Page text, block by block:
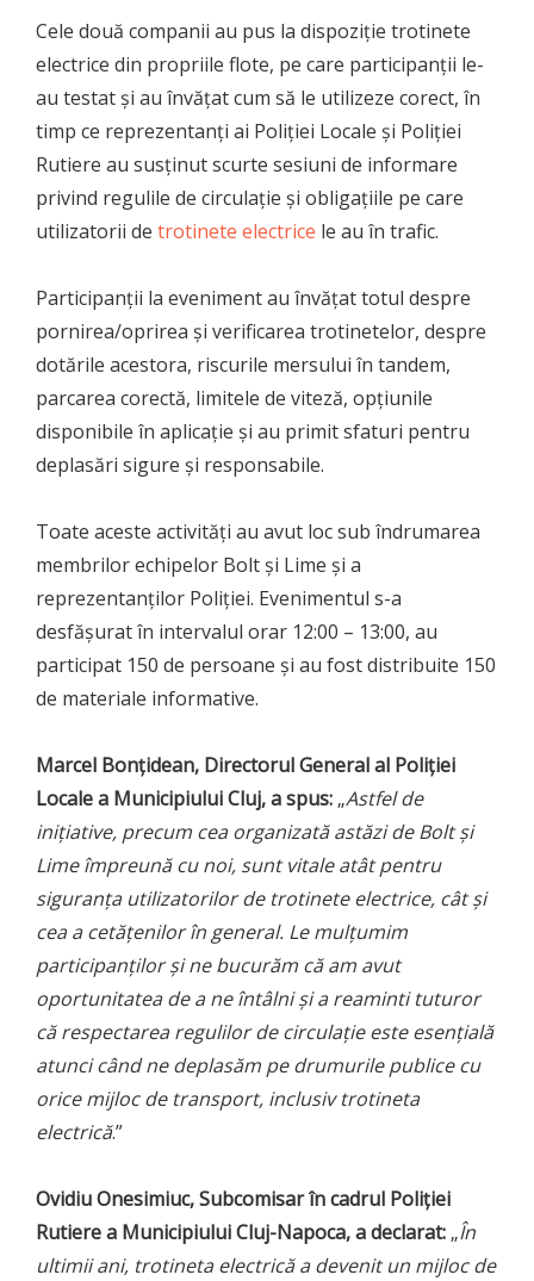
Cele două companii au pus la dispoziție trotinete
electrice din propriile flote, pe care participanții le-
au testat și au învățat cum să le utilizeze corect, în
timp ce reprezentanți ai Poliției Locale și Poliției
Rutiere au susținut scurte sesiuni de informare
privind regulile de circulație și obligațiile pe care
utilizatorii de trotinete electrice le au în trafic.
Participanții la eveniment au învățat totul despre
pornirea/oprirea și verificarea trotinetelor, despre
dotările acestora, riscurile mersului în tandem,
parcarea corectă, limitele de viteză, opțiunile
disponibile în aplicație și au primit sfaturi pentru
deplasări sigure și responsabile.
Toate aceste activități au avut loc sub îndrumarea
membrilor echipelor Bolt și Lime și a
reprezentanților Poliției. Evenimentul s-a
desfășurat în intervalul orar 12:00 – 13:00, au
participat 150 de persoane și au fost distribuite 150
de materiale informative.
Marcel Bonțidean, Directorul General al Poliției
Locale a Municipiului Cluj, a spus: „Astfel de
inițiative, precum cea organizată astăzi de Bolt și
Lime împreună cu noi, sunt vitale atât pentru
siguranța utilizatorilor de trotinete electrice, cât și
cea a cetățenilor în general. Le mulțumim
participanților și ne bucurăm că am avut
oportunitatea de a ne întâlni și a reaminti tuturor
că respectarea regulilor de circulație este esențială
atunci când ne deplasăm pe drumurile publice cu
orice mijloc de transport, inclusiv trotineta
electrică.”
Ovidiu Onesimiuc, Subcomisar în cadrul Poliției
Rutiere a Municipiului Cluj-Napoca, a declarat: „În
ultimii ani, trotineta electrică a devenit un mijloc de